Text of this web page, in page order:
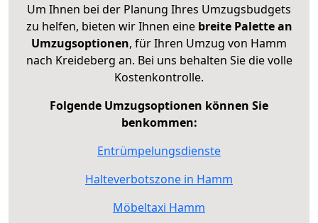
Um Ihnen bei der Planung Ihres Umzugsbudgets
zu helfen, bieten wir Ihnen eine breite Palette an
Umzugsoptionen, für Ihren Umzug von Hamm
nach Kreideberg an. Bei uns behalten Sie die volle
Kostenkontrolle.
Folgende Umzugsoptionen können Sie
benkommen:
Entrümpelungsdienste
Halteverbotszone in Hamm
Möbeltaxi Hamm